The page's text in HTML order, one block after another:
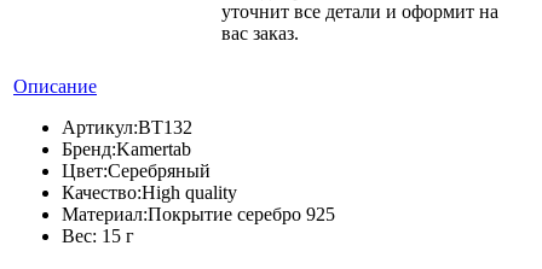
уточнит все детали и оформит на
вас заказ.
Описание
Артикул:BT132
Бренд:Kamertab
Цвет:Серебряный
Качество:High quality
Материал:Покрытие серебро 925
Вес: 15 г